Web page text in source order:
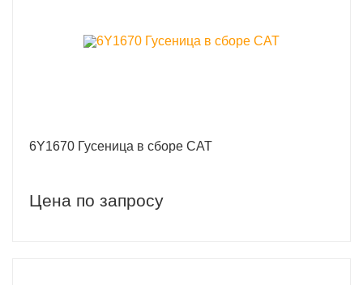
6Y1670 Гусеница в сборе CAT
Цена по запросу